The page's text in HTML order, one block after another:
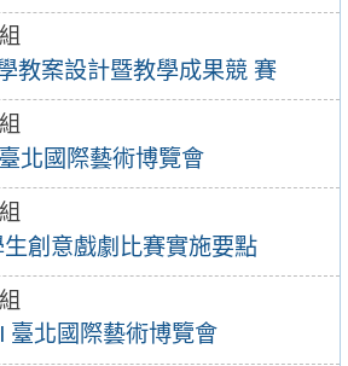
教案設計暨教學成果競 賽
北國際藝術博覽會
創意戲劇比賽實施要點
臺北國際藝術博覽會